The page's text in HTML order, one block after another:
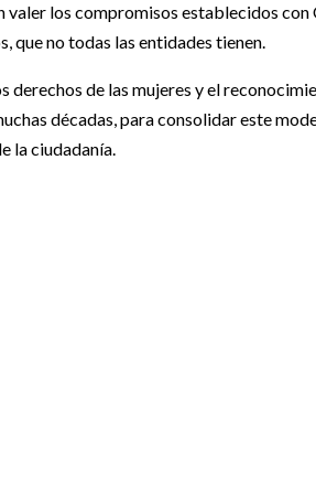
valer los compromisos establecidos
que no todas las entidades tienen.
derechos de las mujeres y el
décadas, para consolidar este
la ciudadanía.